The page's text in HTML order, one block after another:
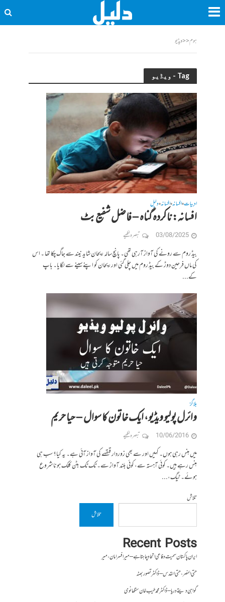
ہوم<<ویڈیو
Tag - ویڈیو
ادبیات•افسانہ•افسانہ•دلیل
افسانہ: ناکردہ گناہ – فاضل شفیع بٹ
03/08/2025 تبصرہ لکھیے
بیڈ روم سے رونے کی آواز آرہی تھی۔ پانچ سالہ ریحان شاید نیند سے جاگ چکا تھا ۔ اس
کی ماں فرحین دوڑ کے بیڈ روم میں چلی گئی اور ریحان کو اپنے سینے سے لگایا۔ باپ
کے...
بلاگز
وائرل پولیو ویڈیو، ایک خاتون کا سوال – حیا حریم
10/06/2016 تبصرہ لکھیے
میں ہنس رہی ہوں۔ کہیں اور سے بھی زوردار قہقہے کی آواز آئی ہے۔ یہ کیا؟ سب ہی
ہنس رہے ہیں۔ کوئی آہستہ سے، کوئی بلند آواز سے۔ ٹک ٹک بٹن کلک ہونا شروع
ہوئے۔ ٹیگ،...
تلاش
تلاش
Recent Posts
ایران پاکستان سمیت دفاعی اتحاد چاہتا ہے – میر افسر امان،میر
حتی النصر ، حتی القدس – ڈاکٹر تصور بھٹہ
گواہی دیتے دریا – ڈاکٹر محمد طیب خان سنگھانوی